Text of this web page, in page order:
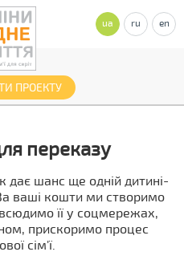
ПРОЕКТУ
ua ru en
переказу
дає шанс ще одній дитині-
ваші кошти ми створимо
її у соцмережах,
прискоримо процес
сім'ї.